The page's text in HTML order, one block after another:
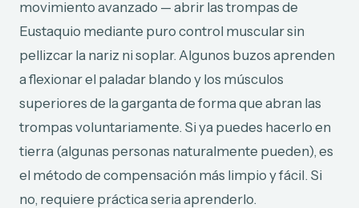
movimiento avanzado — abrir las trompas de
Eustaquio mediante puro control muscular sin
pellizcar la nariz ni soplar. Algunos buzos aprenden
a flexionar el paladar blando y los músculos
superiores de la garganta de forma que abran las
trompas voluntariamente. Si ya puedes hacerlo en
tierra (algunas personas naturalmente pueden), es
el método de compensación más limpio y fácil. Si
no, requiere práctica seria aprenderlo.